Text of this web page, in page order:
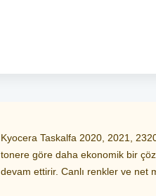
Kyocera Taskalfa 2020, 2021,
tonere göre daha ekonomik bir
devam ettirir. Canlı renkler ve net